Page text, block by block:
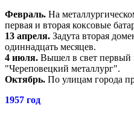
Февраль. На
первая и вторая коксовые
13 апреля. Задута вторая
одиннадцать месяцев.
4 июля. Вышел в свет первый
"Череповецкий металлург".
Октябрь. По улицам города
1957 год